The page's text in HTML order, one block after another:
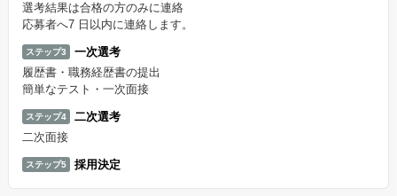
選考結果は合格の方のみに連絡
応募者へ7 日以内に連絡します。
ステップ3
一次選考
履歴書・職務経歴書の提出
簡単なテスト・一次面接
ステップ4
二次選考
二次面接
ステップ5 採用決定